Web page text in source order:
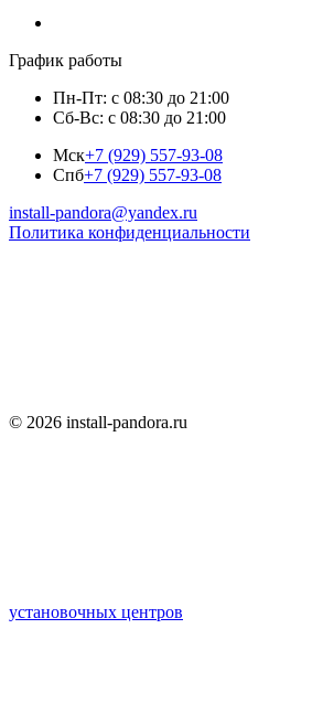
График работы
Пн-Пт: с 08:30 до 21:00
Сб-Вс: с 08:30 до 21:00
Мск+7 (929) 557-93-08
Спб+7 (929) 557-93-08
install-pandora@yandex.ru
Политика конфиденциальности
© 2026 install-pandora.ru
установочных центров